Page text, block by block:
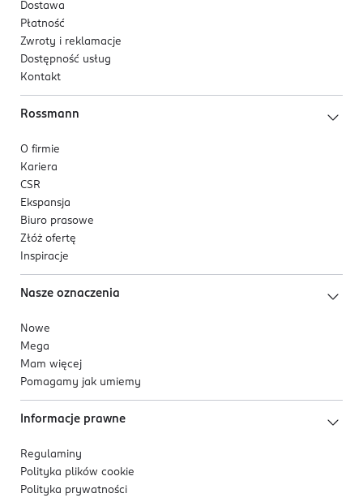
Dostawa
Płatność
Zwroty i reklamacje
Dostępność usług
Kontakt
Rossmann
O firmie
Kariera
CSR
Ekspansja
Biuro prasowe
Złóż ofertę
Inspiracje
Nasze oznaczenia
Nowe
Mega
Mam więcej
Pomagamy jak umiemy
Informacje prawne
Regulaminy
Polityka plików cookie
Polityka prywatności